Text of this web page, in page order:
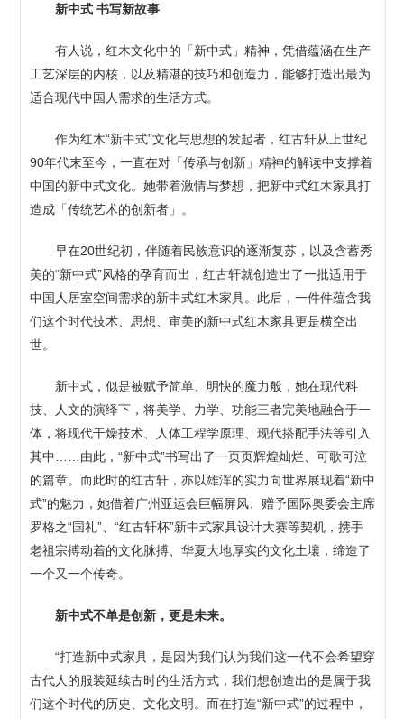
新中式 书写新故事
有人说，红木文化中的「新中式」精神，凭借蕴涵在生产
工艺深层的内核，以及精湛的技巧和创造力，能够打造出最为
适合现代中国人需求的生活方式。
作为红木“新中式”文化与思想的发起者，红古轩从上世纪
90年代末至今，一直在对「传承与创新」精神的解读中支撑着
中国的新中式文化。她带着激情与梦想，把新中式红木家具打
造成「传统艺术的创新者」。
早在20世纪初，伴随着民族意识的逐渐复苏，以及含蓄秀
美的“新中式”风格的孕育而出，红古轩就创造出了一批适用于
中国人居室空间需求的新中式红木家具。此后，一件件蕴含我
们这个时代技术、思想、审美的新中式红木家具更是横空出
世。
新中式，似是被赋予简单、明快的魔力般，她在现代科
技、人文的演绎下，将美学、力学、功能三者完美地融合于一
体，将现代干燥技术、人体工程学原理、现代搭配手法等引入
其中……由此，“新中式”书写出了一页页辉煌灿烂、可歌可泣
的篇章。而此时的红古轩，亦以雄浑的实力向世界展现着“新中
式”的魅力，她借着广州亚运会巨幅屏风、赠予国际奥委会主席
罗格之“国礼”、“红古轩杯”新中式家具设计大赛等契机，携手
老祖宗搏动着的文化脉搏、华夏大地厚实的文化土壤，缔造了
一个又一个传奇。
新中式不单是创新，更是未来。
“打造新中式家具，是因为我们认为我们这一代不会希望穿
古代人的服装延续古时的生活方式，我们想创造出的是属于我
们这个时代的历史、文化文明。而在打造“新中式”的过程中，